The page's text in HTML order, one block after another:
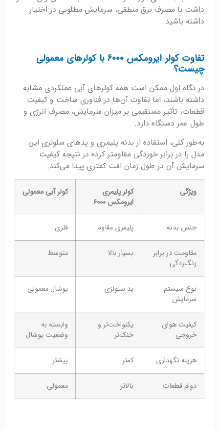
داشت با مصرف برق منطقی، سرمایش مطلوبی در اختیار
داشته باشید.
تفاوت کولر ایرومکس ۶۰۰۰ با کولرهای معمولی
چیست؟
در نگاه اول ممکن است همه کولرهای آبی عملکردی مشابه
داشته باشند، اما تفاوت آن‌ها در فناوری ساخت و کیفیت
قطعات، تأثیر مستقیمی بر میزان سرمایش، مصرف انرژی و
طول عمر دستگاه دارد.
به‌طور کلی، استفاده از بدنه پلیمری و پدهای سلولزی این
مدل را در برابر خوردگی مقاومتر کرده در نتیجه کیفیت
سرمایش آن در طول زمان افت کمتری پیدا می‌کند.
ویژگی
کولر پلیمری
ایرومکس۶۰۰۰
کولر آبی معمولی
جنس بدنه پلیمری مقاوم فلزی
مقاومت در برابر
زنگ‌زدگی
بسیار بالا متوسط
نوع سیستم
سرمایش
پد سلولزی پوشال معمولی
کیفیت هوای
خروجی
یکنواخت‌تر و
خنک‌تر
وابسته به
وضعیت پوشال
هزینه نگهداری کمتر بیشتر
دوام قطعات بالاتر معمولی